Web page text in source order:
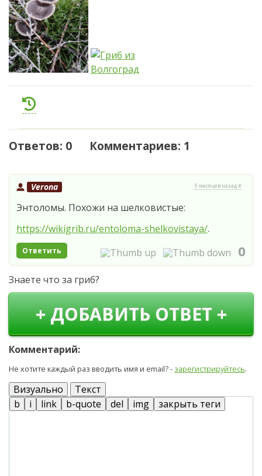
Ответов: 0 Комментариев: 1
Verona 9 месяцев назад #
Энтоломы. Похожи на шелковистые:
https://wikigrib.ru/entoloma-shelkovistaya/.
Ответить 0
Знаете что за гриб?
+ ДОБАВИТЬ ОТВЕТ +
Комментарий:
Не хотите каждый раз вводить имя и email? - зарегистрируйтесь.
Визуально Текст